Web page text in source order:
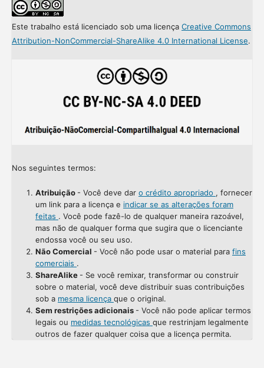
Este trabalho está licenciado sob uma licença Creative Commons
Attribution-NonCommercial-ShareAlike 4.0 International License.
Nos seguintes termos:
Atribuição - Você deve dar o crédito apropriado , fornecer
um link para a licença e indicar se as alterações foram
feitas . Você pode fazê-lo de qualquer maneira razoável,
mas não de qualquer forma que sugira que o licenciante
endossa você ou seu uso.
Não Comercial - Você não pode usar o material para fins
comerciais .
ShareAlike - Se você remixar, transformar ou construir
sobre o material, você deve distribuir suas contribuições
sob a mesma licença que o original.
Sem restrições adicionais - Você não pode aplicar termos
legais ou medidas tecnológicas que restrinjam legalmente
outros de fazer qualquer coisa que a licença permita.